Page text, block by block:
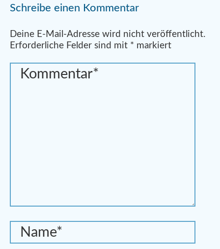
Schreibe einen Kommentar
Deine E-Mail-Adresse wird nicht veröffentlicht.
Erforderliche Felder sind mit * markiert